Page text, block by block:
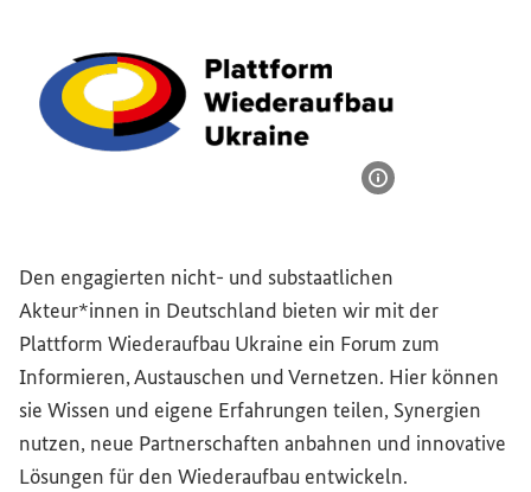
Den engagierten nicht- und substaatlichen
Akteur*innen in Deutschland bieten wir mit der
Plattform Wiederaufbau Ukraine ein Forum zum
Informieren, Austauschen und Vernetzen. Hier können
sie Wissen und eigene Erfahrungen teilen, Synergien
nutzen, neue Partnerschaften anbahnen und innovative
Lösungen für den Wiederaufbau entwickeln.